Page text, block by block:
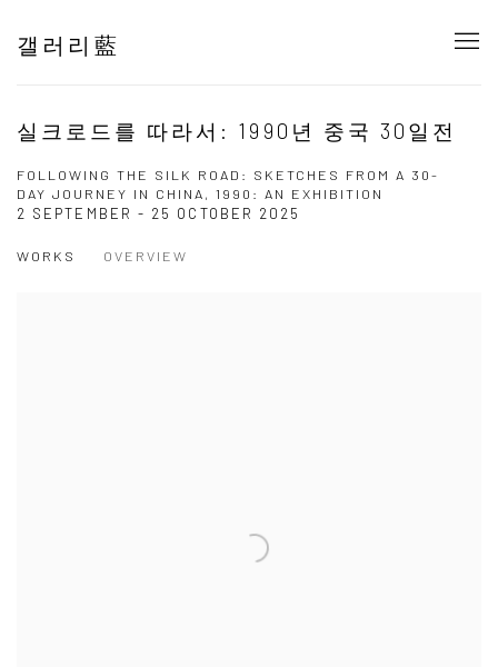
갤러리藍
실크로드를 따라서: 1990년 중국 30일전
FOLLOWING THE SILK ROAD: SKETCHES FROM A 30-
DAY JOURNEY IN CHINA, 1990: AN EXHIBITION
2 SEPTEMBER - 25 OCTOBER 2025
WORKS OVERVIEW